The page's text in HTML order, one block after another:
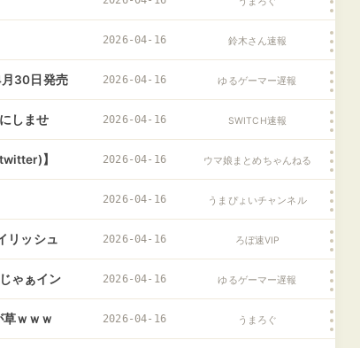
2026-04-16 鈴木さん速報
月30日発売 2026-04-16 ゆるゲーマー遅報
しませ 2026-04-16 SWITCH速報
】 2026-04-16 ウマ娘まとめちゃんねる
2026-04-16 うまぴょいチャンネル
リッシュ
ｗ
2026-04-16 ろぼ速VIP
ゃぁイン 2026-04-16 ゆるゲーマー遅報
ｗｗｗ 2026-04-16 うまろぐ